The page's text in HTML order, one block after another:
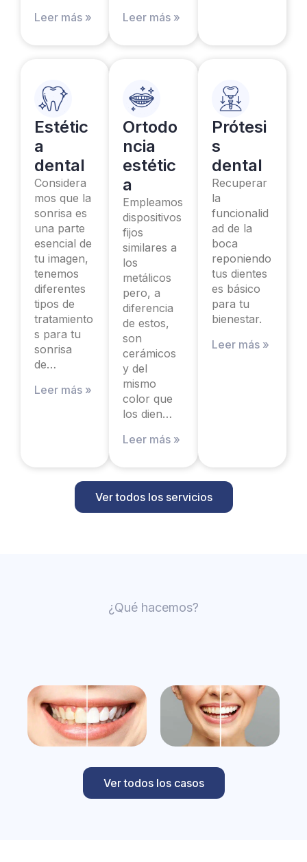
Leer más »
Leer más »
Estétic
a
dental
Considera
mos que la
sonrisa es
una parte
esencial de
tu imagen,
tenemos
diferentes
tipos de
tratamiento
s para tu
sonrisa
de…
Leer más »
Ortodo
ncia
estétic
a
Empleamos
dispositivos
fijos
similares a
los
metálicos
pero, a
diferencia
de estos,
son
cerámicos
y del
mismo
color que
los dien…
Leer más »
Prótesi
s
dental
Recuperar
la
funcionalid
ad de la
boca
reponiendo
tus dientes
es básico
para tu
bienestar.
Leer más »
Ver todos los servicios
¿Qué hacemos?
Ver todos los casos